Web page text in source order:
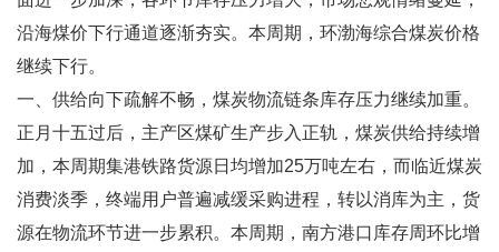
沿海煤价下行通道逐渐夯实。本周期，环渤海综合煤炭价格
继续下行。
一、供给向下疏解不畅，煤炭物流链条库存压力继续加重。
正月十五过后，主产区煤矿生产步入正轨，煤炭供给持续增
加，本周期集港铁路货源日均增加25万吨左右，而临近煤炭
消费淡季，终端用户普遍减缓采购进程，转以消库为主，货
源在物流环节进一步累积。本周期，南方港口库存周环比增